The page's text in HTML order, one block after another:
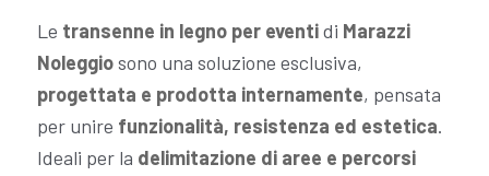
Le transenne in legno per eventidi Marazzi
Noleggiosono una soluzione esclusiva,
progettata e prodotta internamente, pensata
per unire funzionalità, resistenza ed estetica.
Ideali per la delimitazione di aree e percorsi